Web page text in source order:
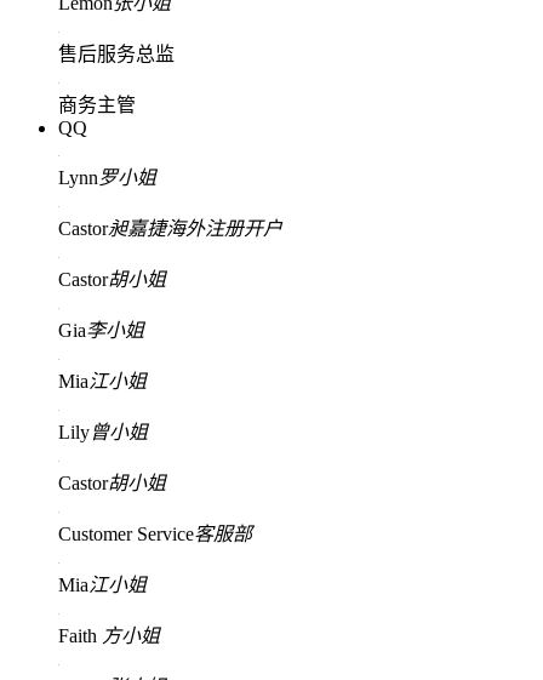
售后服务总监
商务主管
QQ
Lynn罗小姐
Castor昶嘉捷海外注册开户
Castor胡小姐
Gia李小姐
Mia江小姐
Lily曾小姐
Castor胡小姐
Customer Service客服部
Mia江小姐
Faith 方小姐